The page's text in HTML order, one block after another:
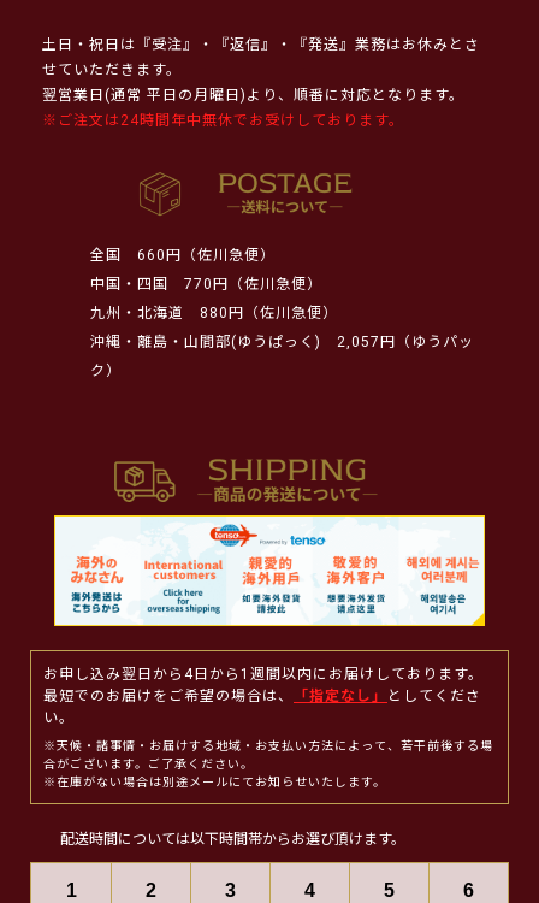
土日・祝日は『受注』・『返信』・『発送』業務はお休みとさ
せていただきます。
翌営業日(通常 平日の月曜日)より、順番に対応となります。
※ご注文は24時間年中無休でお受けしております。
全国
660円（佐川急便）
中国・四国
770円（佐川急便）
九州・北海道
880円（佐川急便）
沖縄・離島・山間部(ゆうぱっく)
2,057円（ゆうパッ
ク）
お申し込み翌日から4日から1週間以内にお届けしております。
最短でのお届けをご希望の場合は、
「指定なし」
としてくださ
い。
※天候・諸事情・お届けする地域・お支払い方法によって、若干前後する場
合がございます。ご了承ください。
※在庫がない場合は別途メールにてお知らせいたします。
配送時間については以下時間帯からお選び頂けます。
1 2 3 4 5 6